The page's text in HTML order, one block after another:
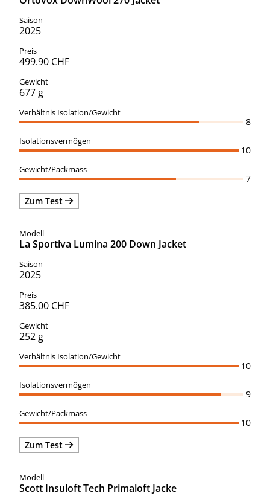
2025
499.90 CHF
677 g
8
10
7
Zum Test
La Sportiva Lumina 200 Down Jacket
2025
385.00 CHF
252 g
10
9
10
Zum Test
Scott Insuloft Tech Primaloft Jacke